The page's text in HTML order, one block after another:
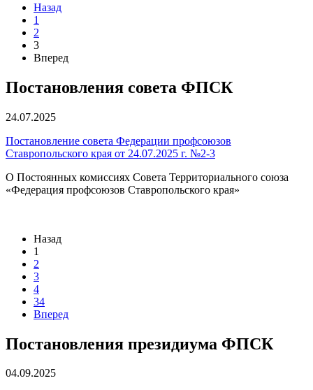
Назад
1
2
3
Вперед
Постановления совета ФПСК
24.07.2025
Постановление совета Федерации профсоюзов
Ставропольского края от 24.07.2025 г. №2-3
О Постоянных комиссиях Совета Территориального союза
«Федерация профсоюзов Ставропольского края»
Назад
1
2
3
4
34
Вперед
Постановления президиума ФПСК
04.09.2025